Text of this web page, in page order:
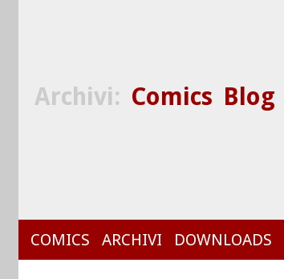
Archivi: Comics Blog
COMICS ARCHIVI DOWNLOADS